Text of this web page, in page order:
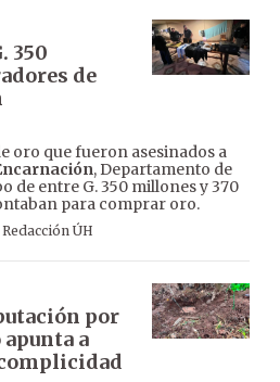
350
de
oro que fueron asesinados a
, Departamento de
de entre G. 350 millones y 370
para comprar oro.
Redacción ÚH
por
a